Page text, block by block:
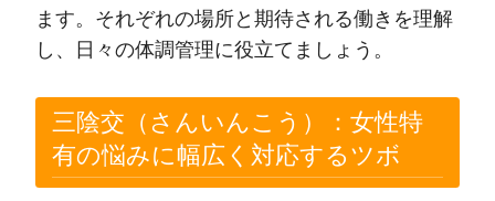
ます。それぞれの場所と期待される働きを理解
し、日々の体調管理に役立てましょう。
三陰交（さんいんこう）：女性特
有の悩みに幅広く対応するツボ